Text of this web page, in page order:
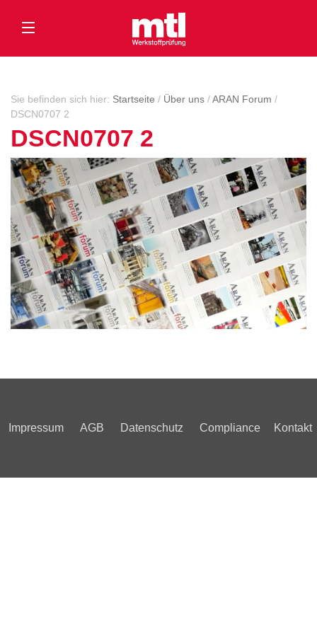
Sie befinden sich hier: Startseite / Über uns /ARAN Forum /
DSCN0707 2
DSCN0707 2
Impressum AGB Datenschutz Compliance Kontakt